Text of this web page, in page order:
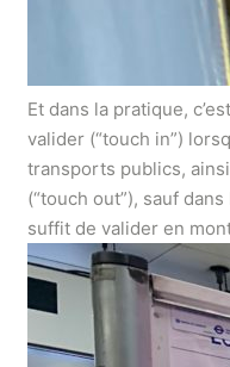
Et dans la pratique,
valider (“touch in”)
transports publics,
(“touch out”), sauf
suffit de valider en